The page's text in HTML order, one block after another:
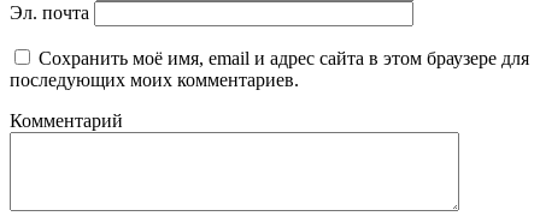
Эл. почта
Сохранить моё имя, email и адрес сайта в этом браузере для
последующих моих комментариев.
Комментарий